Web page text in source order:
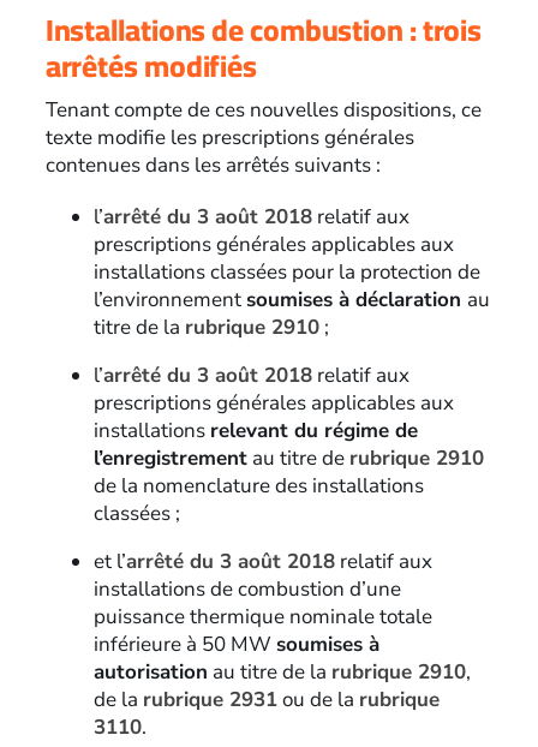
Installations de combustion : trois
arrêtés modifiés
Tenant compte de ces nouvelles dispositions, ce
texte modifie les prescriptions générales
contenues dans les arrêtés suivants :
l’arrêté du 3 août 2018relatif aux
prescriptions générales applicables aux
installations classées pour la protection de
l’environnementsoumises à déclaration au
titre de la rubrique 2910;
l’arrêté du 3 août 2018relatif aux
prescriptions générales applicables aux
installations relevant du régime de
l’enregistrementau titre de rubrique 2910
de la nomenclature des installations
classées ;
et l’arrêté du 3 août 2018relatif aux
installations de combustion d’une
puissance thermique nominale totale
inférieure à 50 MW soumises à
autorisation au titre de la rubrique 2910,
de la rubrique 2931ou de la rubrique
3110.